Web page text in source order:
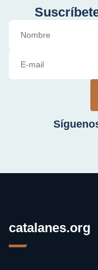
catalanes.org